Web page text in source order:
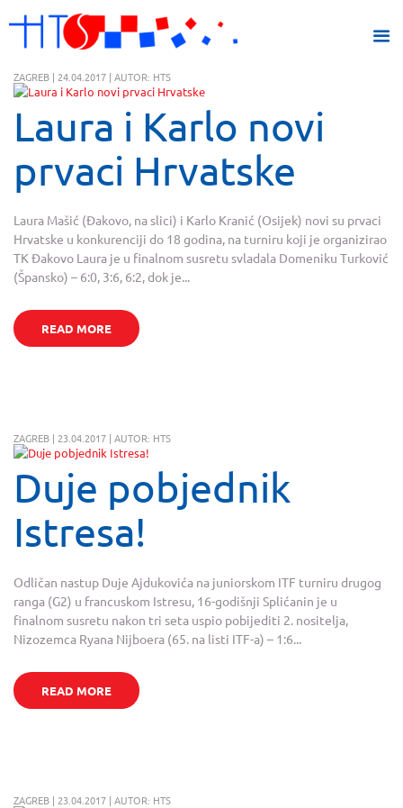
ZAGREB | 24.04.2017 | AUTOR: HTS
Laura i Karlo novi
prvaci Hrvatske
Laura Mašić (Đakovo, na slici) i Karlo Kranić (Osijek) novi su prvaci
Hrvatske u konkurenciji do 18 godina, na turniru koji je organizirao
TK Đakovo Laura je u finalnom susretu svladala Domeniku Turković
(Špansko) – 6:0, 3:6, 6:2, dok je...
READ MORE
ZAGREB | 23.04.2017 | AUTOR: HTS
Duje pobjednik
Istresa!
Odličan nastup Duje Ajdukovića na juniorskom ITF turniru drugog
ranga (G2) u francuskom Istresu, 16-godišnji Splićanin je u
finalnom susretu nakon tri seta uspio pobijediti 2. nositelja,
Nizozemca Ryana Nijboera (65. na listi ITF-a) – 1:6...
READ MORE
ZAGREB | 23.04.2017 | AUTOR: HTS